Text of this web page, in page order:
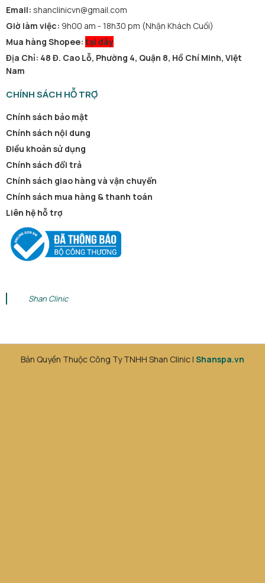
Email: shanclinicvn@gmail.com
Giờ làm việc: 9h00 am - 18h30 pm (Nhận Khách Cuối)
Mua hàng Shopee: tại đây
Địa Chỉ: 48 Đ. Cao Lỗ, Phường 4, Quận 8, Hồ Chí Minh, Việt
Nam
CHÍNH SÁCH HỖ TRỢ
Chính sách bảo mật
Chính sách nội dung
Điều khoản sử dụng
Chính sách đổi trả
Chính sách giao hàng và vận chuyển
Chính sách mua hàng & thanh toán
Liên hệ hỗ trợ
Shan Clinic
Bản Quyền Thuộc Công Ty TNHH Shan Clinic | Shanspa.vn